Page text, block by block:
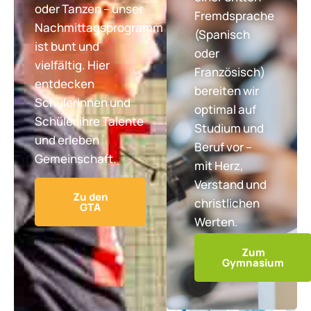
oder Tanzen – unser
Nachmittagsprogramm
ist bunt und
vielfältig. Hier
entdecken
Schülerinnen und
Schüler ihre Talente
und erleben
Gemeinschaft.
Zu den
GTA
Fremdsprache
(Spanisch
oder
Französisch)
bereiten wir
optimal auf
Studium und
Beruf vor –
mit Herz,
Verstand und
christlichen
Werten.
Zum
Gymnasium